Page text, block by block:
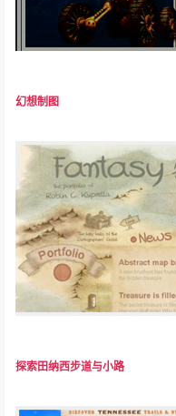
幻想制图
探索田纳西步道与小路